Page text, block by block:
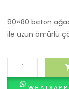
80×80 beton ağaç
ile uzun ömürlü
80x80
Beton